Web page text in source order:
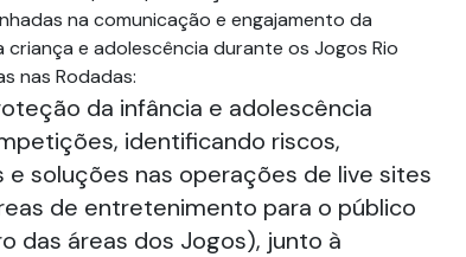
na comunicação e engajamento da
e adolescência durante os Jogos Rio
nas Rodadas:
da infância e adolescência
identificando riscos,
e soluções nas operações de live sites
de entretenimento para o público
das áreas dos Jogos), junto à